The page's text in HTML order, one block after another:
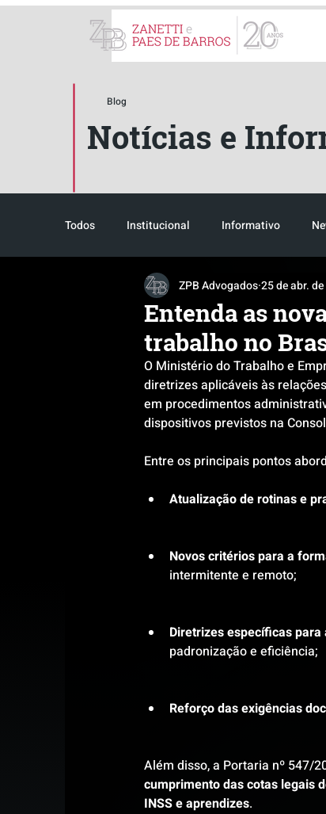
Blog
Notícias e
Todos Institucional Informativo
Reconhecimento Tributário Pós-
Entenda as
trabalho no
ZPB Advogados25 de abr.
O Ministério do Trabalho e
diretrizes aplicáveis às
em procedimentos
dispositivos previstos na
Entre os principais pontos
Atualização de rotinas e
Novos critérios para a
intermitente e remoto;
Diretrizes específicas
padronização e eficiência;
Reforço das exigências
Além disso, a Portaria nº 547/
cumprimento das cotas legais
INSS e aprendizes.